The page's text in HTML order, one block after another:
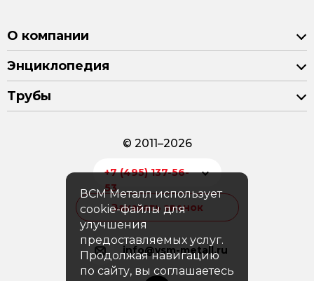
О компании
Энциклопедия
Трубы
© 2011–2026
+7 (495) 137-56-
53
Заказать звонок
info@vsm-metall.ru
ВСМ Металл использует
cookie-файлы для
улучшения
предоставляемых услуг.
Продолжая навигацию
по сайту, вы соглашаетесь